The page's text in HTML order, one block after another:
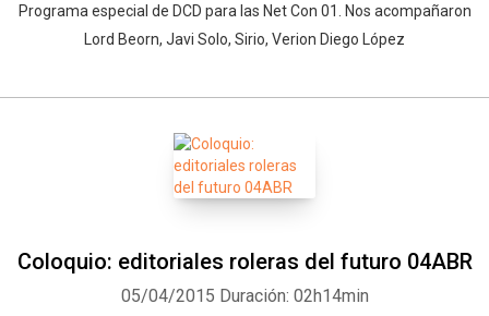
Programa especial de DCD para las Net Con 01. Nos acompañaron
Lord Beorn, Javi Solo, Sirio, Verion Diego López
Coloquio: editoriales roleras del futuro 04ABR
05/04/2015 Duración: 02h14min